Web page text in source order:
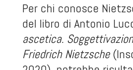
Per chi conosce
del libro di Antonio
ascetica.
Friedrich Nietzsche